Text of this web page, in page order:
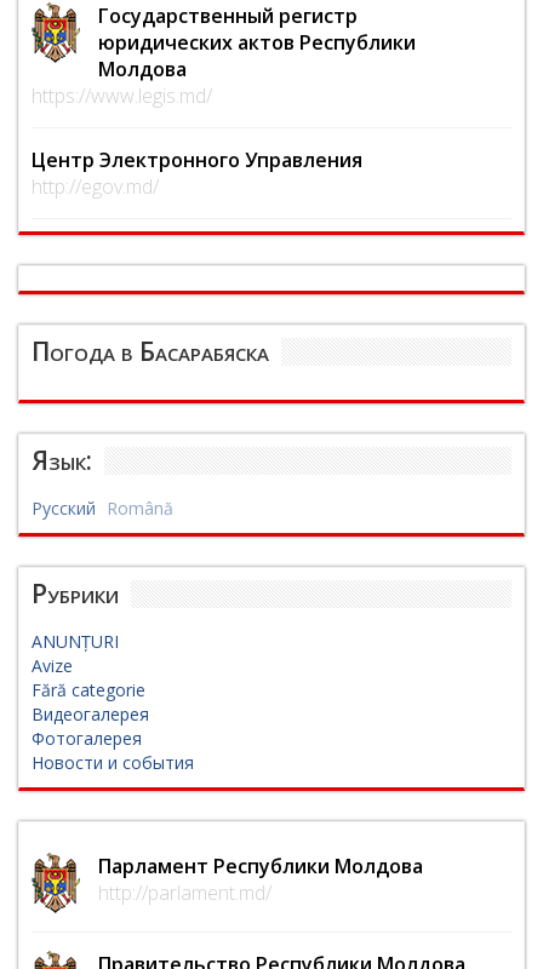
Государственный регистр
юридических актов Республики
Молдова
https://www.legis.md/
Центр Электронного Управления
http://egov.md/
Погода в Басарабяска
Язык:
Русский Română
Рубрики
ANUNȚURI
Avize
Fără categorie
Видеогалерея
Фотогалерея
Новости и события
Парламент Республики Молдова
http://parlament.md/
Правительство Республики Молдова